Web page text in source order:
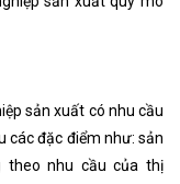
sản xuất có nhu cầu
các đặc điểm như: sản
theo nhu cầu của thị